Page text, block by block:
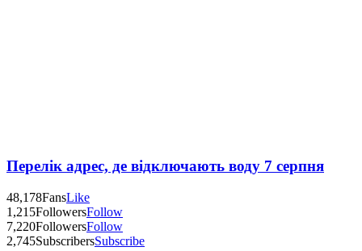
Перелік адрес, де відключають воду 7 серпня
48,178FansLike
1,215FollowersFollow
7,220FollowersFollow
2,745SubscribersSubscribe